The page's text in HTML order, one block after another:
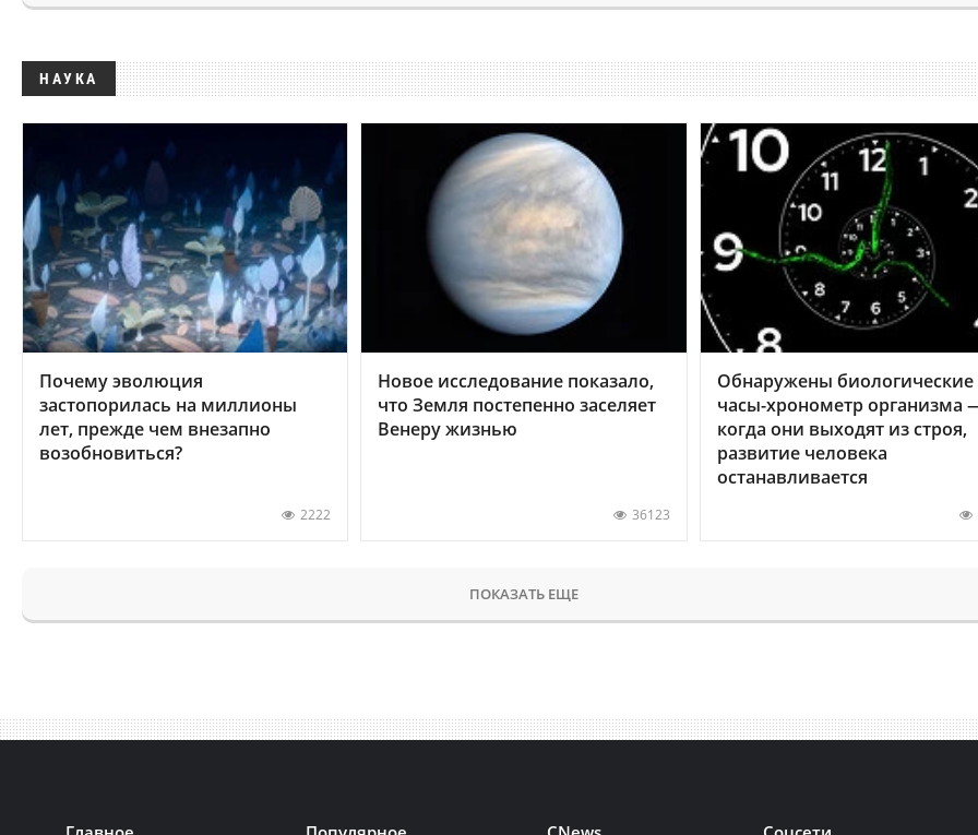
НАУКА
Почему эволюция
застопорилась на миллионы
лет, прежде чем внезапно
возобновиться?
2222
Новое исследование показало,
что Земля постепенно заселяет
Венеру жизнью
36123
Обнаружены биологические
часы-хронометр организма
когда они выходят из строя,
развитие человека
останавливается
ПОКАЗАТЬ ЕЩЕ